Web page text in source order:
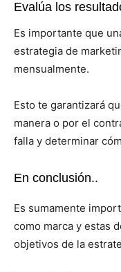
Evalúa los
Es importante que
estrategia de
mensualmente.
Esto te garantizará
manera o por el
falla y determinar
En conclusión..
Es sumamente
como marca y estas
objetivos de la